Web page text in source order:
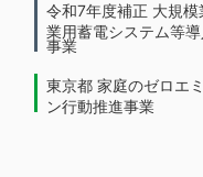
令和7年度補正 大規模
業用蓄電システム等
事業
東京都 家庭のゼロエ
ン行動推進事業